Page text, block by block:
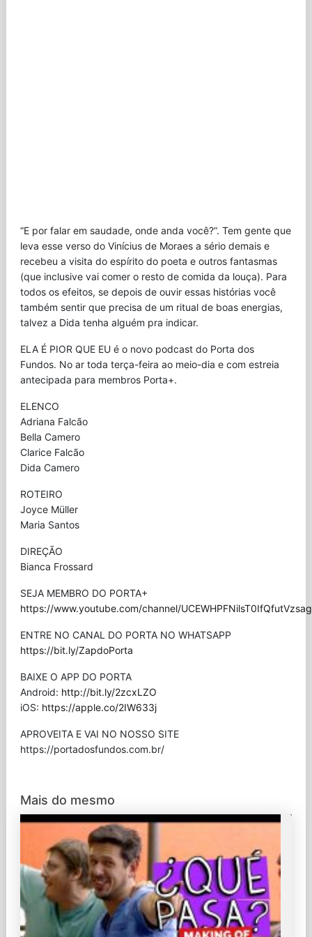
“E por falar em saudade, onde anda você?”. Tem gente que
leva esse verso do Vinícius de Moraes a sério demais e
recebeu a visita do espírito do poeta e outros fantasmas
(que inclusive vai comer o resto de comida da louça). Para
todos os efeitos, se depois de ouvir essas histórias você
também sentir que precisa de um ritual de boas energias,
talvez a Dida tenha alguém pra indicar.
ELA É PIOR QUE EU é o novo podcast do Porta dos
Fundos. No ar toda terça-feira ao meio-dia e com estreia
antecipada para membros Porta+.
ELENCO
Adriana Falcão
Bella Camero
Clarice Falcão
Dida Camero
ROTEIRO
Joyce Müller
Maria Santos
DIREÇÃO
Bianca Frossard
SEJA MEMBRO DO PORTA+
https://www.youtube.com/channel/
ENTRE NO CANAL DO PORTA NO WHATSAPP
https://bit.ly/ZapdoPorta
BAIXE O APP DO PORTA
Android: http://bit.ly/2zcxLZO
iOS: https://apple.co/2IW633j
APROVEITA E VAI NO NOSSO SITE
⁠https://portadosfundos.com.br/
Mais do mesmo